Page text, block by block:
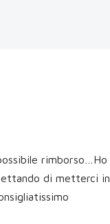
rimborso…Ho
di metterci in